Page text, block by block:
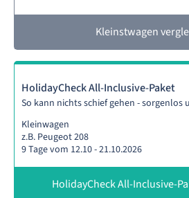
Kleinstwagen
HolidayCheck All-Inclusive-Paket
So kann nichts schief gehen - sorgenlos
Kleinwagen
z.B. Peugeot 208
9 Tage vom 12.10 - 21.10.2026
HolidayCheck All-Inclusive-